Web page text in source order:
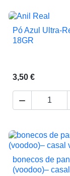
carrinho

Pó Azul Ultra-
18GR
3,50 €


bonecos de
(voodoo)–